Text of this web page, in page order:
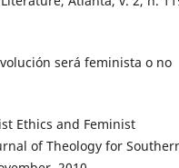
será feminista o no
Ethics and Feminist
of Theology for